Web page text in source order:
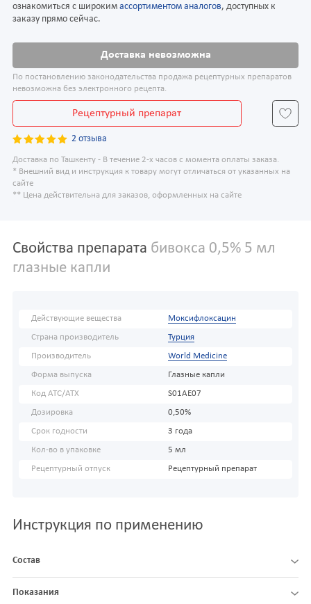
ознакомиться с широким ассортиментом аналогов, доступных к
заказу прямо сейчас.
Доставка невозможна
По постановлению законодательства продажа рецептурных препаратов
невозможна без электронного рецепта.
Рецептурный препарат
2 отзыва
Доставка по Ташкенту - В течение 2-х часов с момента оплаты заказа.
* Внешний вид и инструкция к товару могут отличаться от указанных на
сайте
** Цена действительна для заказов, оформленных на сайте
Свойства препарата бивокса 0,5% 5 мл
глазные капли
Действующие вещества Моксифлоксацин
Страна производитель Турция
Производитель World Medicine
Форма выпуска Глазные капли
Код АТС/ATX S01AE07
Дозировка 0,50%
Срок годности 3 года
Кол-во в упаковке 5 мл
Рецептурный отпуск Рецептурный препарат
Инструкция по применению
Состав
Показания